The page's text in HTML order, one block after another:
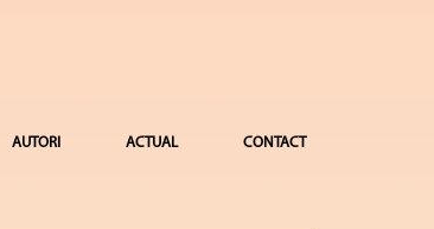
AUTORI ACTUAL CONTACT